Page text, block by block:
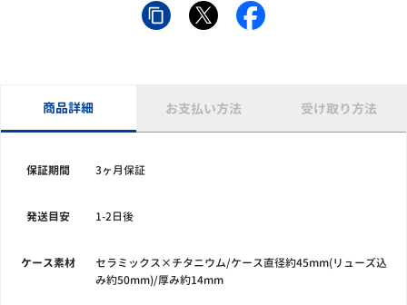
商品詳細 お支払い方法 受け取り方法
保証期間 3ヶ月保証
発送目安 1-2日後
ケース素材
セラミックス×チタニウム/ケース直径約45mm(リューズ込
み約50mm)/厚み約14mm